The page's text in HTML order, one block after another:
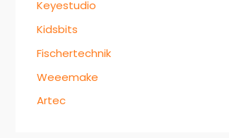
Keyestudio
Kidsbits
Fischertechnik
Weeemake
Artec